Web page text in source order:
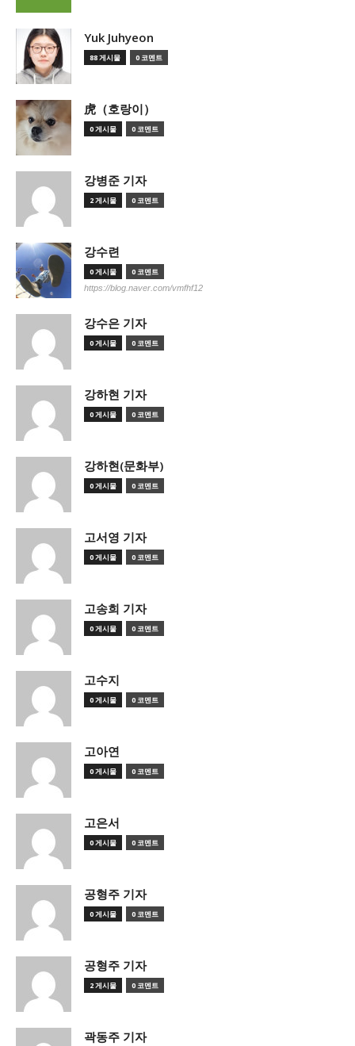
Yuk Juhyeon
88 게시물 0 코멘트
虎（호랑이）
0 게시물 0 코멘트
강병준 기자
2 게시물 0 코멘트
강수련
0 게시물 0 코멘트
https://blog.naver.com/vmfhf12
강수은 기자
0 게시물 0 코멘트
강하현 기자
0 게시물 0 코멘트
강하현(문화부)
0 게시물 0 코멘트
고서영 기자
0 게시물 0 코멘트
고송희 기자
0 게시물 0 코멘트
고수지
0 게시물 0 코멘트
고아연
0 게시물 0 코멘트
고은서
0 게시물 0 코멘트
공형주 기자
0 게시물 0 코멘트
공형주 기자
2 게시물 0 코멘트
곽동주 기자